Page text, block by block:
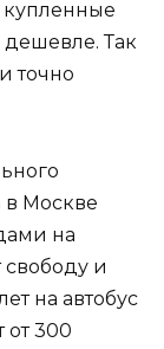
купленные
дешевле. Так
точно
в Москве
на
свободу и
на автобус
от 300